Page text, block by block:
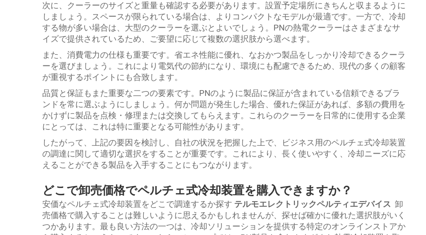
次に、クーラーのサイズと重量も確認する必要があります。設置予定場所にきちんと収まるように
しましょう。スペースが限られている場合は、よりコンパクトなモデルが最適です。一方で、冷却
する物が多い場合は、大型のクーラーを選ぶとよいでしょう。PNの熱電クーラーはさまざまなサ
イズで提供されているため、ご要望に応じて複数の選択肢から選べます。
また、消費電力の仕様も重要です。省エネ性能に優れ、なおかつ製品をしっかり冷却できるクーラ
ーを選びましょう。これにより電気代の節約になり、環境にも配慮できるため、現代の多くの顧客
が重視するポイントにも合致します。
品質と保証もまた重要な二つの要素です。PNのように製品に保証が含まれている信頼できるブラ
ンドを常に選ぶようにしましょう。何か問題が発生した場合、優れた保証があれば、多額の費用を
かけずに製品を点検・修理または交換してもらえます。これらのクーラーを日常的に使用する企業
にとっては、これは特に重要となる可能性があります。
したがって、上記の要因を検討し、自社の状況を把握した上で、ビジネス用のペルチェ式冷却装置
の調達に関して適切な選択をすることが重要です。これにより、長く使いやすく、冷却ニーズに応
えることができる製品を入手することにもつながります。
どこで卸売価格でペルチェ式冷却装置を購入できますか？
安価なペルチェ式冷却装置をどこで調達するか探す テルモエレクトリックペルティエデバイス 卸
売価格で購入することは難しいように思えるかもしれませんが、探せば確かに優れた選択肢がいく
つかあります。最も良い方法の一つは、冷却ソリューションを提供する特定のオンラインストアか